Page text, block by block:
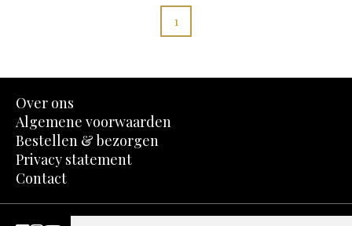
1
Over ons
Algemene voorwaarden
Bestellen & bezorgen
Privacy statement
Contact